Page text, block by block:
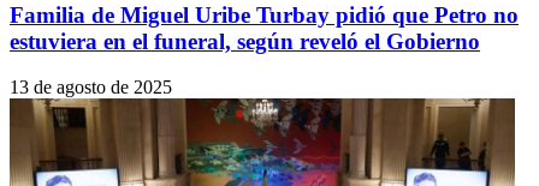
Familia de Miguel Uribe Turbay pidió que Petro no
estuviera en el funeral, según reveló el Gobierno
13 de agosto de 2025